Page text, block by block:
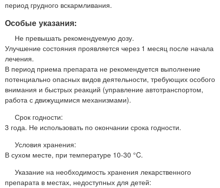
период грудного вскармливания.
Особые указания:
Не превышать рекомендуемую дозу.
Улучшение состояния проявляется через 1 месяц после начала
лечения.
В период приема препарата не рекомендуется выполнение
потенциально опасных видов деятельности, требующих особого
внимания и быстрых реакций (управление автотранспортом,
работа с движущимися механизмами).
Срок годности:
3 года. Не использовать по окончании срока годности.
Условия хранения:
В сухом месте, при температуре 10-30 °C.
Указание на необходимость хранения лекарственного
препарата в местах, недоступных для детей: